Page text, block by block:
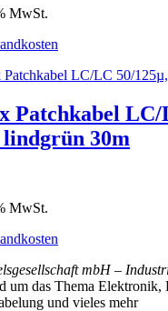
MwSt.
Patchkabel LC/
30m
MwSt.
mbH –
um das Thema Elektronik,
und vieles mehr